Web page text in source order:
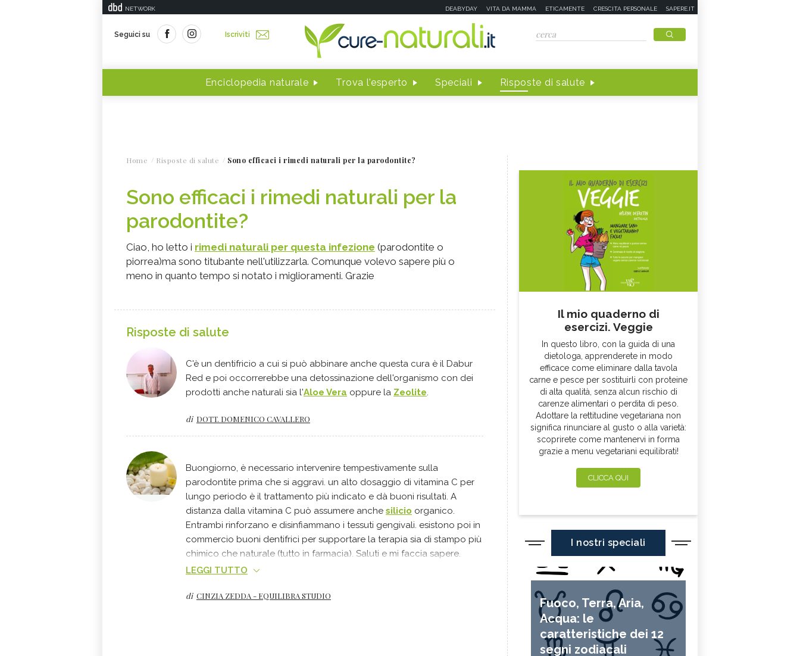
NETWORK DEABYDAY VITA DA MAMMA ETICAMENTE CRESCITA PERSONALE SAPERE.IT
Seguici su Iscriviti
Enciclopedia naturale Trova l'esperto Speciali Risposte di salute
Home Risposte di salute Sono efficaci i rimedi naturali per la parodontite?
Sono efficaci i rimedi naturali per la
parodontite?
Ciao, ho letto i rimedi naturali per questa infezione (parodontite o
piorrea)ma sono titubante nell'utilizzarla. Comunque volevo sapere più o
meno in quanto tempo si notato i miglioramenti. Grazie
Risposte di salute
C'è un dentifricio a cui si può abbinare anche questa cura è il Dabur
Red e poi occorrerebbe una detossinazione dell'organismo con dei
prodotti anche naturali sia l'Aloe Vera oppure la Zeolite.
di DOTT. DOMENICO CAVALLERO
Buongiorno, è necessario intervenire tempestivamente sulla
parodontite prima che si aggravi. un alto dosaggio di vitamina C per
lungo periodo è il trattamento più indicato e dà buoni risultati. A
distanza dalla vitamina C può assumere anche silicio organico.
Entrambi rinforzano e disinfiammano i tessuti gengivali. esistono poi in
commercio buoni dentifrici per supportare la terapia sia di stampo più
chimico che naturale (tutto in farmacia). Saluti e mi faccia sapere.
Cinzia Zedda naturopata
LEGGI TUTTO
di CINZIA ZEDDA - EQUILIBRA STUDIO
Il mio quaderno di
esercizi. Veggie
In questo libro, con la guida di una
dietologa, apprenderete in modo
efficace come eliminare dalla tavola
carne e pesce per sostituirli con proteine
di alta qualità, senza alcun rischio di
carenze alimentari o perdita di peso.
Adottare la rettitudine vegetariana non
significa rinunciare al gusto o alla varietà:
scoprirete come mantenervi in forma
grazie a menu vegetariani equilibrati!
CLICCA QUI
I nostri speciali
Fuoco, Terra, Aria,
Acqua: le
caratteristiche dei 12
segni zodiacali